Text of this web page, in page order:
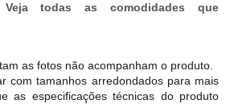
Veja todas as comodidades que
as fotos não acompanham o produto.
com tamanhos arredondados para mais
as especificações técnicas do produto